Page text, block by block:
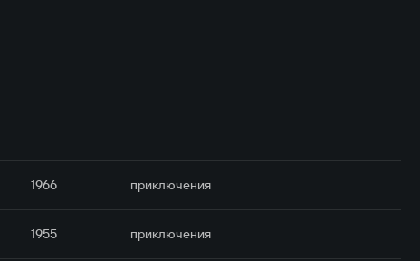
1966 приключе­ния
1955 приключе­ния